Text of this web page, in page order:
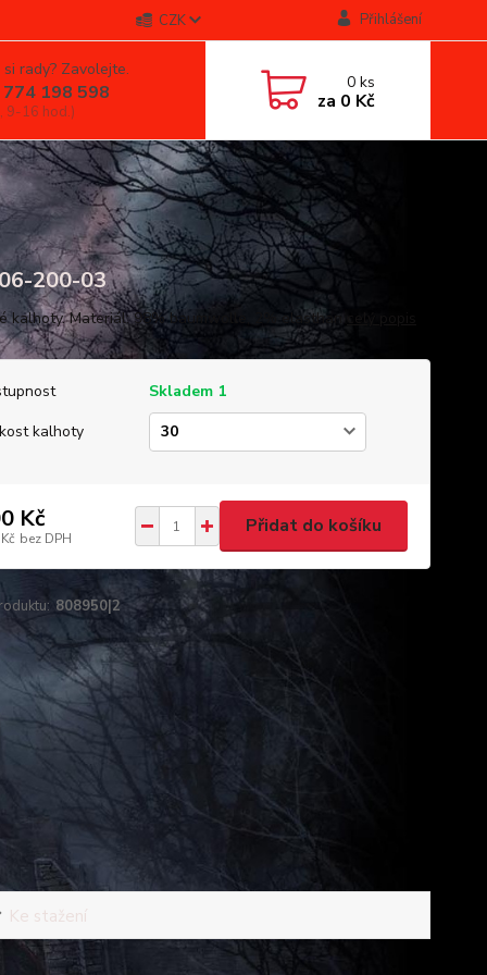
CZK Přihlášení
rady? Zavolejte.
198 598
9-16 hod.)
0ks
za 0 Kč
200-03
kalhoty. Materiál: 98% baumwolle, 2% elasthan
Skladem 1
kalhoty
Kč
bez DPH
Přidat do košíku
808950|2
Ke stažení